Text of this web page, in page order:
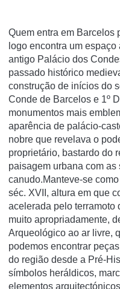
Quem entra em Barcelos
logo encontra um
antigo Palácio dos
passado histórico
construção de inícios do
Conde de Barcelos e 1º
monumentos mais
aparência de palácio-
nobre que revelava o
proprietário, bastardo do
paisagem urbana com
canudo.Manteve-se
séc. XVII, altura em que
acelerada pelo terramoto
muito apropriadamente,
Arqueológico ao ar livre,
podemos encontrar
do região desde a Pré-
símbolos heráldicos,
elementos